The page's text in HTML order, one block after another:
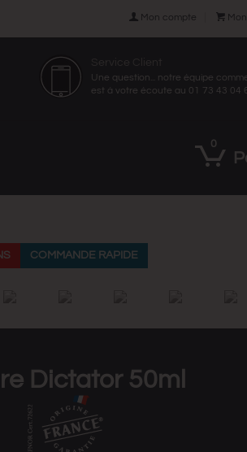
 Mon compte 
Une question... notre équipe
est à votre écoute au 01 73 43 04
0
COMMANDE RAPIDE
Dictator 50ml